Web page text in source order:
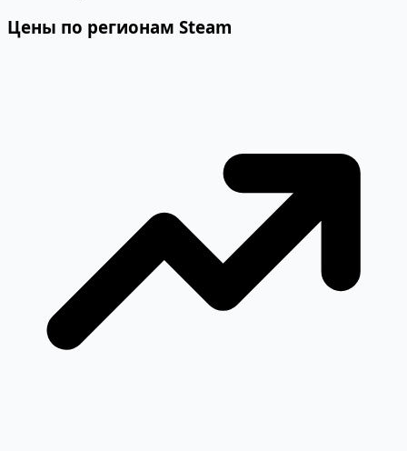
Цены по регионам Steam